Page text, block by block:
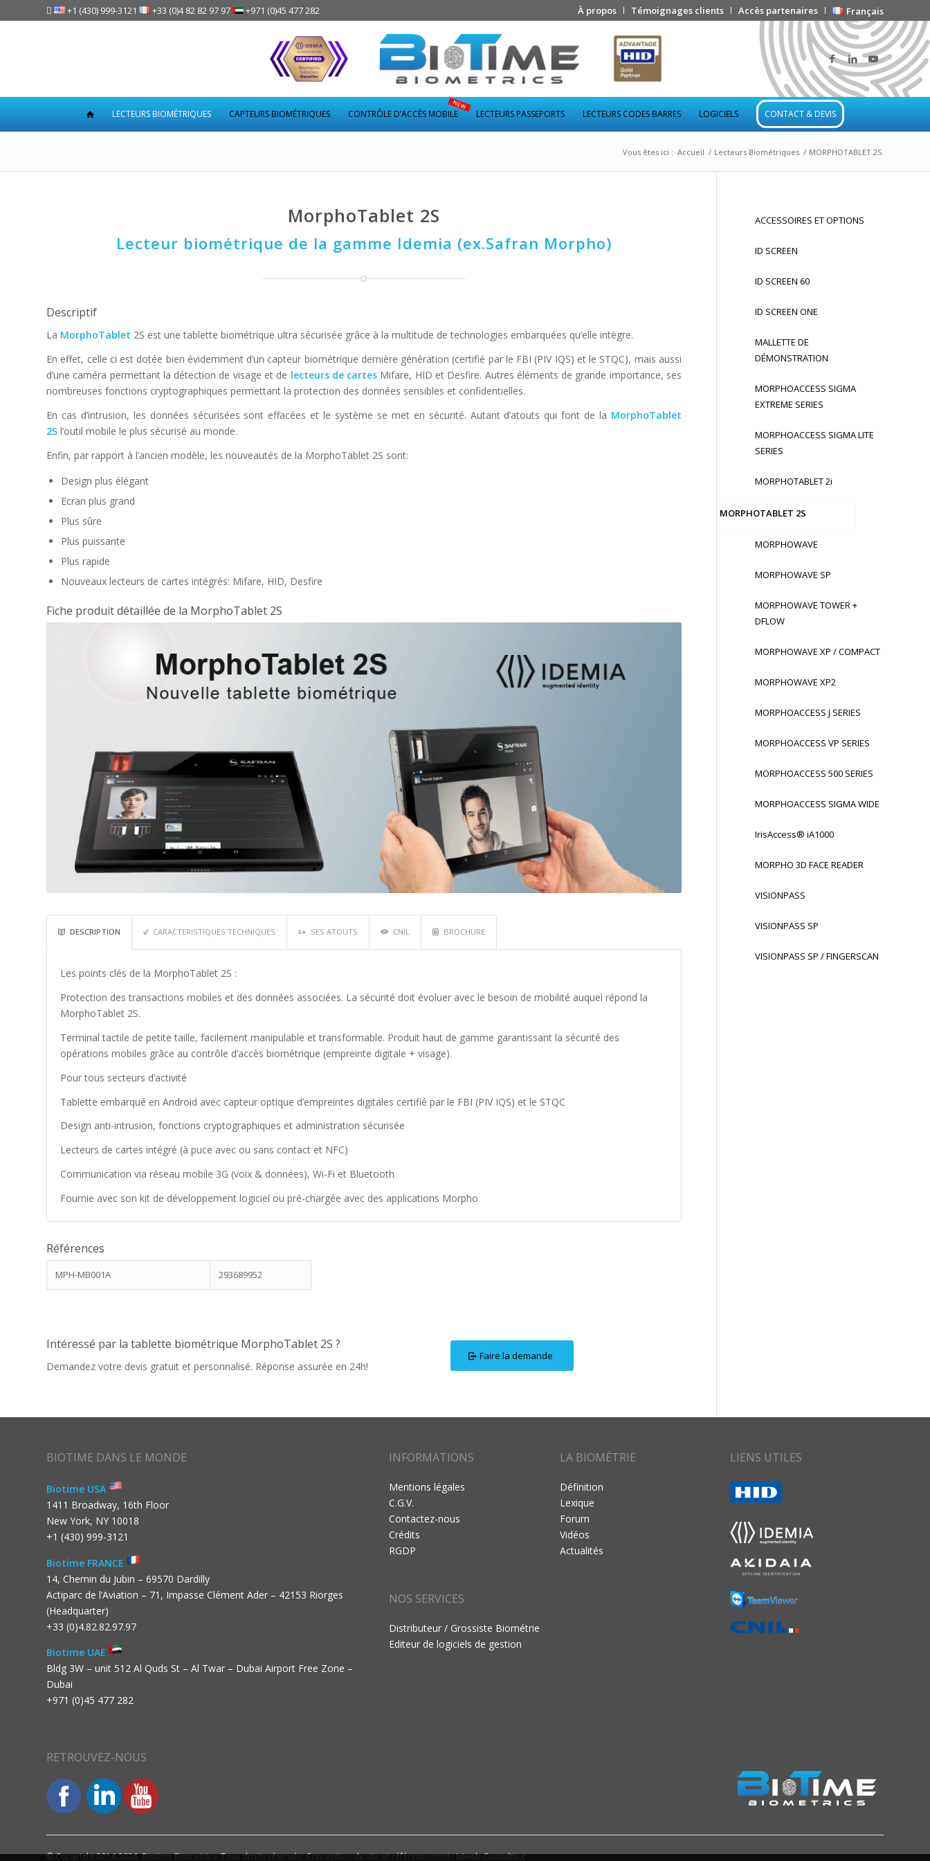
À propos Témoignages clients Accès partenaires Français
 +1 (430) 999-3121 +33 (0)4 82 82 97 97 +971 (0)45 477 282
LECTEURS BIOMÉTRIQUES CAPTEURS BIOMÉTRIQUES CONTRÔLE D’ACCÈS MOBILE LECTEURS PASSEPORTS LECTEURS CODES BARRES LOGICIELS CONTACT & DEVIS
Vous êtes ici : Accueil / Lecteurs Biométriques / MORPHOTABLET 2S
MorphoTablet 2S
Lecteur biométrique de la gamme Idemia (ex.Safran Morpho)
Descriptif
La MorphoTablet 2S est une tablette biométrique ultra sécurisée grâce à la multitude de technologies embarquées qu’elle intègre.
En effet, celle ci est dotée bien évidemment d’un capteur biométrique dernière génération (certifié par le FBI (PIV IQS) et le STQC), mais aussi
d’une caméra permettant la détection de visage et de lecteurs de cartes Mifare, HID et Desfire. Autres éléments de grande importance, ses
nombreuses fonctions cryptographiques permettant la protection des données sensibles et confidentielles.
En cas d’intrusion, les données sécurisées sont effacées et le système se met en sécurité. Autant d’atouts qui font de la MorphoTablet
2S l’outil mobile le plus sécurisé au monde.
Enfin, par rapport à l’ancien modèle, les nouveautés de la MorphoTablet 2S sont:
Design plus élégant
Ecran plus grand
Plus sûre
Plus puissante
Plus rapide
Nouveaux lecteurs de cartes intégrés: Mifare, HID, Desfire
Fiche produit détaillée de la MorphoTablet 2S
DESCRIPTION CARACTERISTIQUES TECHNIQUES SES ATOUTS CNIL BROCHURE
Les points clés de la MorphoTablet 2S :
Protection des transactions mobiles et des données associées. La sécurité doit évoluer avec le besoin de mobilité auquel répond la
MorphoTablet 2S.
Terminal tactile de petite taille, facilement manipulable et transformable. Produit haut de gamme garantissant la sécurité des
opérations mobiles grâce au contrôle d’accès biométrique (empreinte digitale + visage).
Pour tous secteurs d’activité
Tablette embarqué en Android avec capteur optique d’empreintes digitales certifié par le FBI (PIV IQS) et le STQC
Design anti-intrusion, fonctions cryptographiques et administration sécurisée
Lecteurs de cartes intégré (à puce avec ou sans contact et NFC)
Communication via réseau mobile 3G (voix & données), Wi-Fi et Bluetooth
Fournie avec son kit de développement logiciel ou pré-chargée avec des applications Morpho
Références
MPH-MB001A 293689952
Intéressé par la tablette biométrique MorphoTablet 2S ?
Demandez votre devis gratuit et personnalisé. Réponse assurée en 24h!
Faire la demande
ACCESSOIRES ET OPTIONS
ID SCREEN
ID SCREEN 60
ID SCREEN ONE
MALLETTE DE
DÉMONSTRATION
MORPHOACCESS SIGMA
EXTREME SERIES
MORPHOACCESS SIGMA LITE
SERIES
MORPHOTABLET 2i
MORPHOTABLET 2S
MORPHOWAVE
MORPHOWAVE SP
MORPHOWAVE TOWER +
DFLOW
MORPHOWAVE XP / COMPACT
MORPHOWAVE XP2
MORPHOACCESS J SERIES
MORPHOACCESS VP SERIES
MORPHOACCESS 500 SERIES
MORPHOACCESS SIGMA WIDE
IrisAccess® iA1000
MORPHO 3D FACE READER
VISIONPASS
VISIONPASS SP
VISIONPASS SP / FINGERSCAN
BIOTIME DANS LE MONDE
Biotime USA
1411 Broadway, 16th Floor
New York, NY 10018
+1 (430) 999-3121
Biotime FRANCE
14, Chemin du Jubin – 69570 Dardilly
Actiparc de l’Aviation – 71, Impasse Clément Ader – 42153 Riorges
(Headquarter)
+33 (0)4.82.82.97.97
Biotime UAE
Bldg 3W – unit 512 Al Quds St – Al Twar – Dubai Airport Free Zone –
Dubai
+971 (0)45 477 282
INFORMATIONS
Mentions légales
C.G.V.
Contactez-nous
Crédits
RGDP
NOS SERVICES
Distributeur / Grossiste Biométrie
Editeur de logiciels de gestion
LA BIOMÉTRIE
Définition
Lexique
Forum
Vidéos
Actualités
LIENS UTILES
RETROUVEZ-NOUS
© Copyright 2014-2026. Biotime Biometrics. Tous droits réservés. Conception du site et référencement : Iziweb Consulting